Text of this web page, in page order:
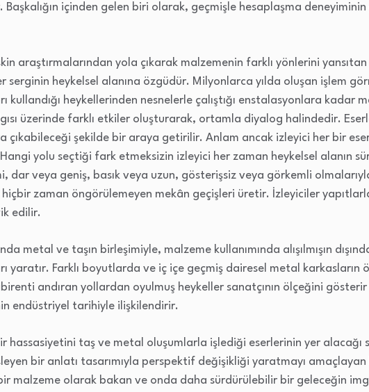
Başkalığın içinden gelen biri olarak, geçmişle hesaplaşma
araştırmalarından yola çıkarak malzemenin farklı yönlerini
serginin heykelsel alanına özgüdür. Milyonlarca yılda oluşan işlem
kullandığı heykellerinden nesnelerle çalıştığı enstalasyonlara kadar
üzerinde farklı etkiler oluşturarak, ortamla diyalog halindedir.
çıkabileceği şekilde bir araya getirilir. Anlam ancak izleyici her bir
yolu seçtiği fark etmeksizin izleyici her zaman heykelsel alanın
dar veya geniş, basık veya uzun, gösterişsiz veya görkemli
zaman öngörülemeyen mekân geçişleri üretir. İzleyiciler
edilir.
metal ve taşın birleşimiyle, malzeme kullanımında alışılmışın
yaratır. Farklı boyutlarda ve iç içe geçmiş dairesel metal karkasların
andıran yollardan oyulmuş heykeller sanatçının ölçeğini gösterir
endüstriyel tarihiyle ilişkilendirir.
hassasiyetini taş ve metal oluşumlarla işlediği eserlerinin yer alacağı
bir anlatı tasarımıyla perspektif değişikliği yaratmayı amaçlayan
malzeme olarak bakan ve onda daha sürdürülebilir bir geleceğin